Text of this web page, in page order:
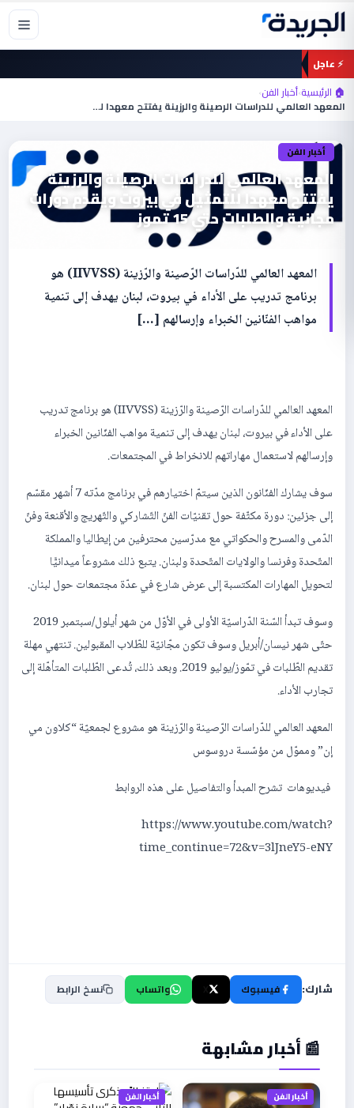
تخطي
المحتوى
⚡ عاجل
🏠 الرئيسية›أخبار الفن›
المعهد العالمي للدراسات الرصينة والرزينة يفتتح معهدا للتمثيل…
أخبار الفن
المعهد العالمي للدراسات الرصينة والرزينة
يفتتح معهدا للتمثيل في بيروت ويقدم دورات
مجانية والطلبات حتي 15 تموز
المعهد العالمي للدّراسات الرّصينة والرّزينة (IIVVSS) هو
برنامج تدريب على الأداء في بيروت، لبنان يهدف إلى تنمية
مواهب الفنّانين الخبراء وإرسالهم […]
المعهد العالمي للدّراسات الرّصينة والرّزينة (IIVVSS) هو برنامج تدريب
على الأداء في بيروت، لبنان يهدف إلى تنمية مواهب الفنّانين الخبراء
وإرسالهم لاستعمال مهاراتهم للانخراط في المجتمعات.
سوف يشارك الفنّانون الذين سيتمّ اختيارهم في برنامج مدّته 7 أشهر مقسّم
إلى جزئين: دورة مكثّفة حول تقنيّات الفنّ التّشاركي والتّهريج والأقنعة وفنّ
الدّمى والمسرح والحكواتي مع مدرّسين محترفين من إيطاليا والمملكة
المتّحدة وفرنسا والولايات المتّحدة ولبنان. يتبع ذلك مشروعاً ميدانيًّا
لتحويل المهارات المكتسبة إلى عرض شارع في عدّة مجتمعات حول لبنان.
وسوف تبدأ السّنة الدّراسيّة الأولى في الأوّل من شهر أيلول/سبتمبر 2019
حتّى شهر نيسان/أبريل وسوف تكون مجّانيّة للطّلاب المقبولين. تنتهي مهلة
تقديم الطّلبات في تمّوز/يوليو 2019. وبعد ذلك، تُدعى الطّلبات المتأهّلة إلى
تجارب الأداء.
المعهد العالمي للدّراسات الرّصينة والرّزينة هو مشروع لجمعيّة “كلاون مي
إن” ومموّل من مؤسّسة دروسوس
فيديوهات تشرح المبدأ والتفاصيل على هذه الروابط
https://www.youtube.com/watch?
time_continue=72&v=3lJneY5-eNY
شارك: فيسبوك واتساب نسخ الرابط
📰 أخبار مشابهة
أخبار الفن أخبار الفن